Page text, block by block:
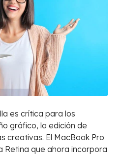
es crítica para los
gráfico, la edición de
creativas. El MacBook Pro
Retina que ahora incorpora